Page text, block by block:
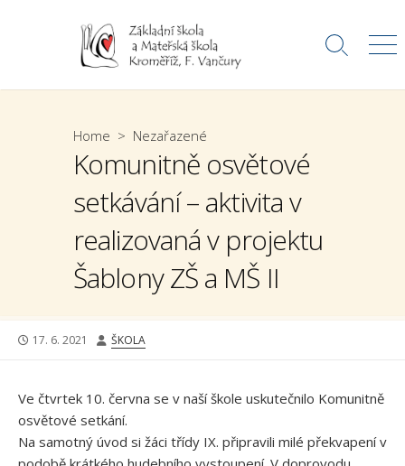
Search
Home > Nezařazené
Komunitně osvětové
setkávání – aktivita v
realizovaná v projektu
Šablony ZŠ a MŠ II
PUBLISHED
17. 6. 2021 AUTHOR
ŠKOLA
Ve čtvrtek 10. června se v naší škole uskutečnilo Komunitně
osvětové setkání.
Na samotný úvod si žáci třídy IX. připravili milé překvapení v